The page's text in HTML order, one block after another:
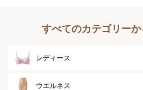
すべてのカテゴリー
レディース
ブラジャー
ウエルネス